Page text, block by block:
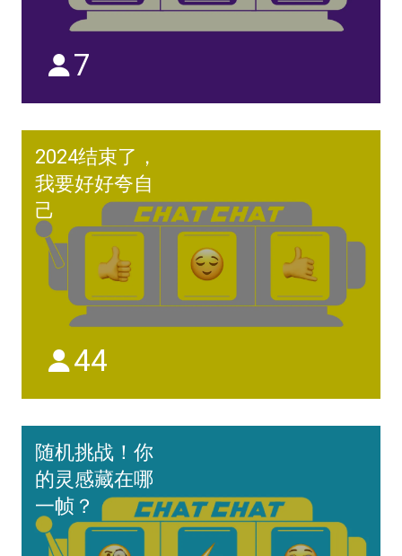
7
2024结束了，
我要好好夸自
己
44
随机挑战！你
的灵感藏在哪
一帧？